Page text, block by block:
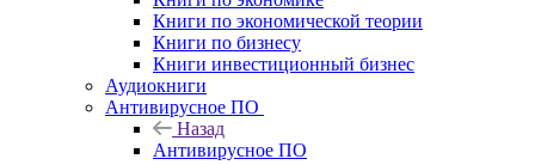
Книги по экономической теории
Книги по бизнесу
Книги инвестиционный бизнес
Аудиокниги
Антивирусное ПО
Назад
Антивирусное ПО